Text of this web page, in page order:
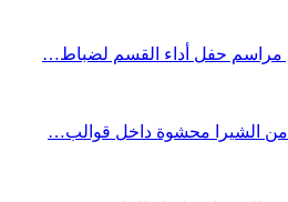
مراسم حفل أداء القسم لضباط…